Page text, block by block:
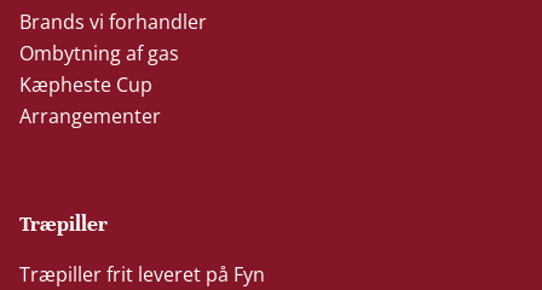
Brands vi forhandler
Ombytning af gas
Kæpheste Cup
Arrangementer
Træpiller
Træpiller frit leveret på Fyn